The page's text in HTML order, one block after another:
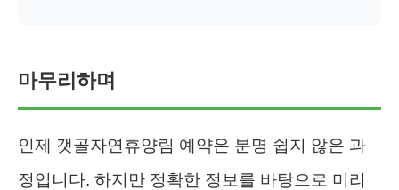
마무리하며
인제 갯골자연휴양림 예약은 분명 쉽지 않은 과
정입니다. 하지만 정확한 정보를 바탕으로 미리